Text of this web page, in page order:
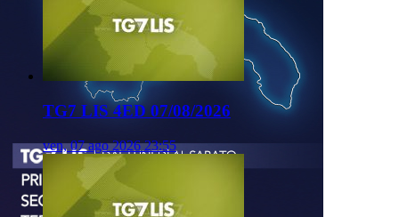
TG7 LIS 4ED 07/08/2026
ven, 07 ago 2026 23:55